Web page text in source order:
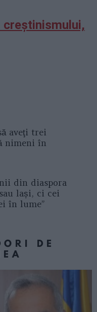
creştinismului,
aveţi trei
nimeni în
din diaspora
lași, ci cei
în lume”
DE